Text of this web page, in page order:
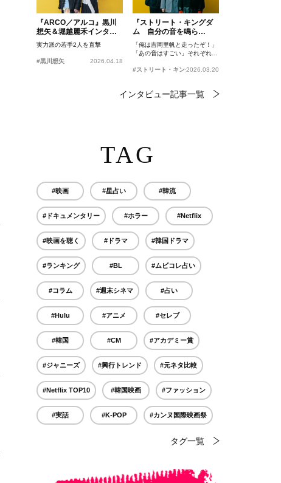
『ARCO／アルコ』黒川
想矢＆堀越麗禾インタビ
ュー
実力派の若手2人を直撃
#黒川想矢 2026.04.18
『ストリート・キングダ
ム 自分の音を鳴ら
せ。』峯田和伸、若葉竜
也、吉岡里帆インタビュ
ー
「俺は吉岡里帆と走ったぞ！」
「あの音はすごい」それぞれの
#ストリート・キングダム 自分の音を鳴らせ。
2026.03.20
インタビュー記事一覧
TAG
#映画 #星占い #韓流
#ドキュメンタリー #ホラー #Netflix
#映画を聴く #ドラマ #韓国ドラマ
#ランキング #BL #ムビコレ占い
#コラム #週末シネマ #占い
#Hulu #アニメ #セレブ
#韓国 #CM #アカデミー賞
#ジャニーズ #興行トレンド #元ネタ比較
#Netflix TOP10 #韓国映画 #ファッション
#実話 #K-POP #カンヌ国際映画祭
タグ一覧